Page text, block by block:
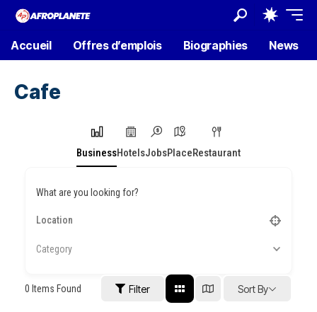
Accueil Offres d’emplois Biographies News
Cafe
BusinessHotelsJobsPlaceRestaurant
What are you looking for?
Category
0 Items Found Filter Sort By